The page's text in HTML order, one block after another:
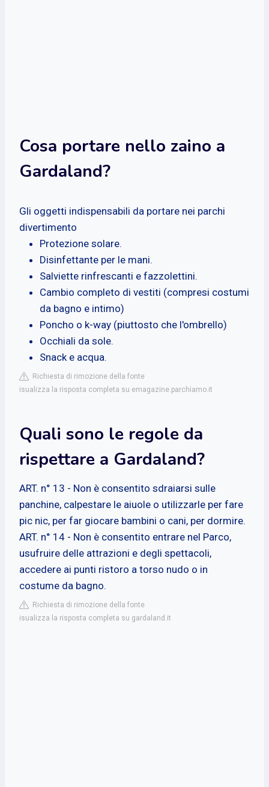
Cosa portare nello zaino a
Gardaland?
Gli oggetti indispensabili da portare nei parchi
divertimento
Protezione solare.
Disinfettante per le mani.
Salviette rinfrescanti e fazzolettini.
Cambio completo di vestiti (compresi costumi
da bagno e intimo)
Poncho o k-way (piuttosto che l'ombrello)
Occhiali da sole.
Snack e acqua.
Richiesta di rimozione della fonte
isualizza la risposta completa su emagazine.parchiamo.it
Quali sono le regole da
rispettare a Gardaland?
ART. n° 13 - Non è consentito sdraiarsi sulle
panchine, calpestare le aiuole o utilizzarle per fare
pic nic, per far giocare bambini o cani, per dormire.
ART. n° 14 - Non è consentito entrare nel Parco,
usufruire delle attrazioni e degli spettacoli,
accedere ai punti ristoro a torso nudo o in
costume da bagno.
Richiesta di rimozione della fonte
isualizza la risposta completa su gardaland.it